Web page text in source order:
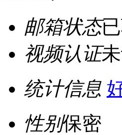
邮箱状态
视频认证
统计信息
性别保密